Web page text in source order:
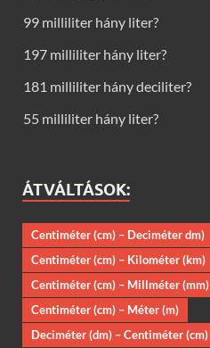
99 milliliter hány liter?
197 milliliter hány liter?
181 milliliter hány deciliter?
55 milliliter hány liter?
ÁTVÁLTÁSOK:
Centiméter (cm) – Deciméter dm)
Centiméter (cm) – Kilométer (km)
Centiméter (cm) – Millméter (mm)
Centiméter (cm) – Méter (m)
Deciméter (dm) – Centiméter (cm)